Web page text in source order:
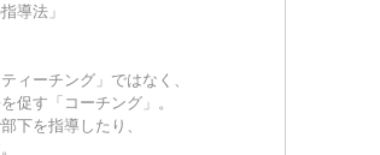
導法」
ィーチング」ではなく、
促す「コーチング」。
下を指導したり、